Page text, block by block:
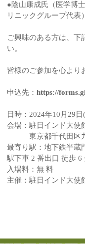
●陰山康成氏（医学博
リニックグループ代表
ご興味のある方は、下
い。
皆様のご参加を心より
申込先： https://
日時：2024年10月29
会場：駐日インド大使
東京都千代田区九
最寄り駅：地下鉄半蔵
駅下車 2 番出口 徒歩 6
入場料：無 料
主催：駐日インド大使